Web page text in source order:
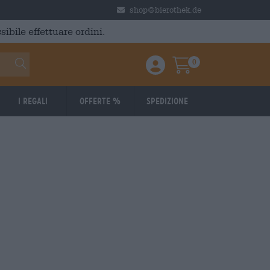
shop@bierothek.de
effettuare ordini.
Einloggen / Anmelden
Warenkorb
0
I regali Offerte % Spedizione